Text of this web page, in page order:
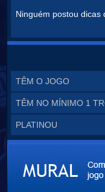
Ninguém postou dicas
TÊM O JOGO
TÊM NO MÍNIMO 1
PLATINOU